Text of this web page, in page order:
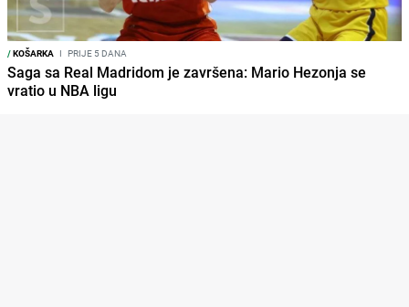
/KOŠARKA I PRIJE 5 DANA
Saga sa Real Madridom je završena: Mario Hezonja se
vratio u NBA ligu